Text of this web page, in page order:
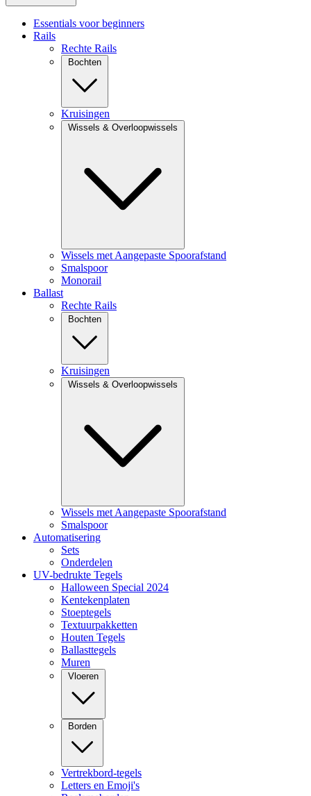
Essentials voor beginners
Rails
Rechte Rails
Bochten
Kruisingen
Wissels & Overloopwissels
Wissels met Aangepaste Spoorafstand
Smalspoor
Monorail
Ballast
Rechte Rails
Bochten
Kruisingen
Wissels & Overloopwissels
Wissels met Aangepaste Spoorafstand
Smalspoor
Automatisering
Sets
Onderdelen
UV-bedrukte Tegels
Halloween Special 2024
Kentekenplaten
Stoeptegels
Textuurpakketten
Houten Tegels
Ballasttegels
Muren
Vloeren
Borden
Vertrekbord-tegels
Letters en Emoji's